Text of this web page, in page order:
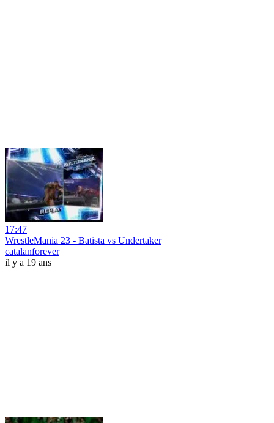
17:47
WrestleMania 23 - Batista vs Undertaker
catalanforever
il y a 19 ans